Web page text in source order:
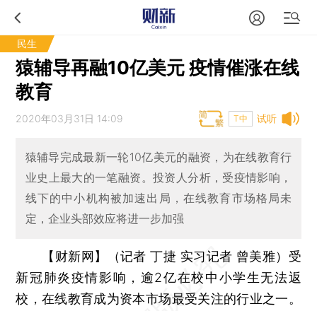
民生
猿辅导再融10亿美元 疫情催涨在线
教育
试听
2020年03月31日 14:09 T中
猿辅导完成最新一轮10亿美元的融资，为在线教育行
业史上最大的一笔融资。投资人分析，受疫情影响，
线下的中小机构被加速出局，在线教育市场格局未
定，企业头部效应将进一步加强
【财新网】（记者 丁捷 实习记者 曾美雅） 受
新冠肺炎疫情影响，逾2亿在校中小学生无法返
校，在线教育成为资本市场最受关注的行业之一。